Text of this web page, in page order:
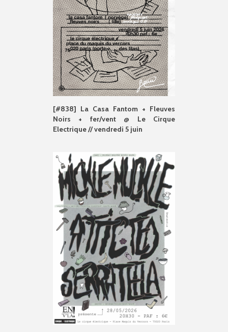
[#838] La Casa Fantom + Fleuves
Noirs + fer/vent @ Le Cirque
Electrique // vendredi 5 juin